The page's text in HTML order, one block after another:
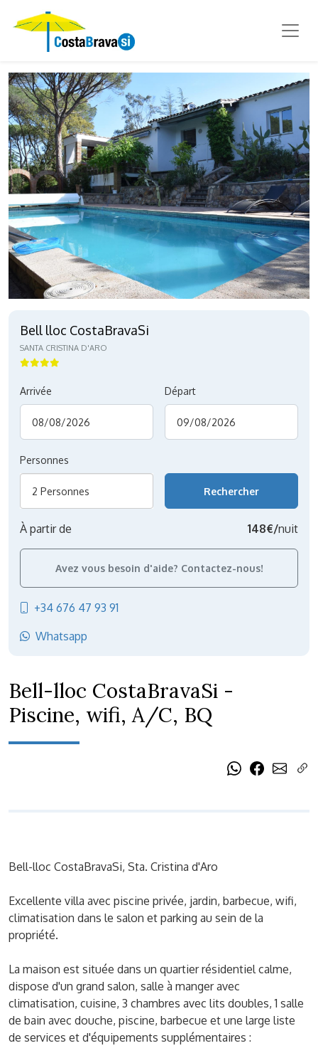
Bell-lloc CostaBravaSi -
Piscine, wifi, A/C, BQ
Bell-lloc CostaBravaSi, Sta. Cristina d'Aro
Excellente villa avec piscine privée, jardin, barbecue, wifi,
climatisation dans le salon et parking au sein de la
propriété.
La maison est située dans un quartier résidentiel calme,
dispose d'un grand salon, salle à manger avec
climatisation, cuisine, 3 chambres avec lits doubles, 1 salle
de bain avec douche, piscine, barbecue et une large liste
de services et d'équipements supplémentaires :
Bell lloc CostaBravaSi
SANTA CRISTINA D'ARO
Arrivée Départ
Personnes
2 Personnes
À partir de 148€/nuit
Avez vous besoin d'aide? Contactez-nous!
+34 676 47 93 91
Whatsapp